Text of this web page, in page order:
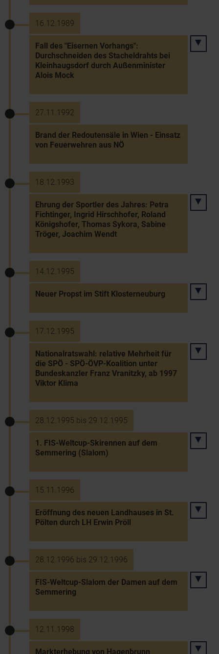
16.12.1989
Fall des "Eisernen Vorhangs":
Durchschneiden des Stacheldrahts bei
Kleinhaugsdorf durch Außenminister
Alois Mock
27.11.1992
Brand der Redoutensäle in Wien - Einsatz
von Feuerwehren aus NÖ
18.12.1993
Ehrung der Sportler des Jahres: Petra
Fichtinger, Ingrid Hirschhofer, Roland
Königshofer, Thomas Sykora, Sabine
Tröger, Joachim Wendt
14.12.1995
Neuer Propst im Stift Klosterneuburg
17.12.1995
Nationalratswahl: relative Mehrheit für
die SPÖ - SPÖ-ÖVP-Koalition unter
Bundeskanzler Franz Vranitzky, ab 1997
Viktor Klima
28.12.1995 bis 29.12.1995
1. FIS-Weltcup-Skirennen auf dem
Semmering (Slalom)
15.11.1996
Eröffnung des neuen Landhauses in St.
Pölten durch LH Erwin Pröll
28.12.1996 bis 29.12.1996
FIS-Weltcup-Slalom der Damen auf dem
Semmering
12.11.1998
Markterhebung von Hagenbrunn